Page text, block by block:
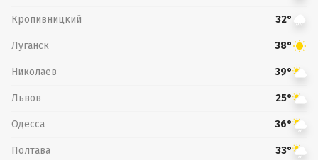
Кропивницкий 32°
Луганск 38°
Николаев 39°
Львов 25°
Одесса 36°
Полтава 33°